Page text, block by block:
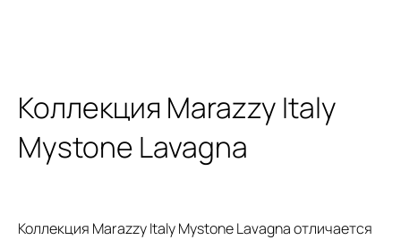
Коллекция Marazzy Italy
Mystone Lavagna
Коллекция Marazzy Italy Mystone Lavagna отличается